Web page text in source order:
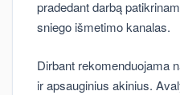
pradedant darbą
sniego išmetimo kanalas.
Dirbant rekomenduojama
ir apsauginius akinius.